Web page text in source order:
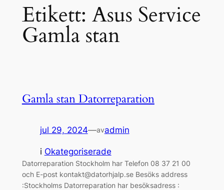
Etikett: Asus Service
Gamla stan
Gamla stan Datorreparation
jul 29, 2024—avadmin
i Okategoriserade
Datorreparation Stockholm har Telefon 08 37 21 00
och E-post kontakt@datorhjalp.se Besöks address
:Stockholms Datorreparation har besöksadress :